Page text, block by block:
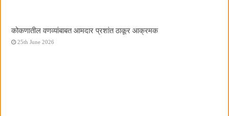
कोकणातील वणव्यांबाबत आमदार प्रशांत ठाकूर आक्रमक
25th June 2026